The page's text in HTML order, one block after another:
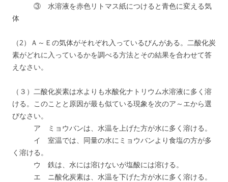
③ 水溶液を赤色リトマス紙につけると青色に変える気
体
（2）Ａ～Ｅの気体がそれぞれ入っているびんがある。二酸化炭
素がどれに入っているかを調べる方法とその結果を合わせて答
えなさい。
（３）二酸化炭素は水よりも水酸化ナトリウム水溶液に多く溶
ける。このことと原因が最も似ている現象を次のア～エから選
びなさい。
ア ミョウバンは、水温を上げた方が水に多く溶ける。
イ 室温では、同量の水にミョウバンより食塩の方が多
く溶ける。
ウ 鉄は、水には溶けないが塩酸には溶ける。
エ ニ酸化炭素は、水温を下げた方が水に多く溶ける。